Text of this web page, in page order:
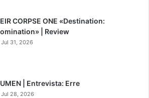
CORPSE ONE «Destination:
| Review
Jul 31, 2026
| Entrevista: Erre
Jul 28, 2026